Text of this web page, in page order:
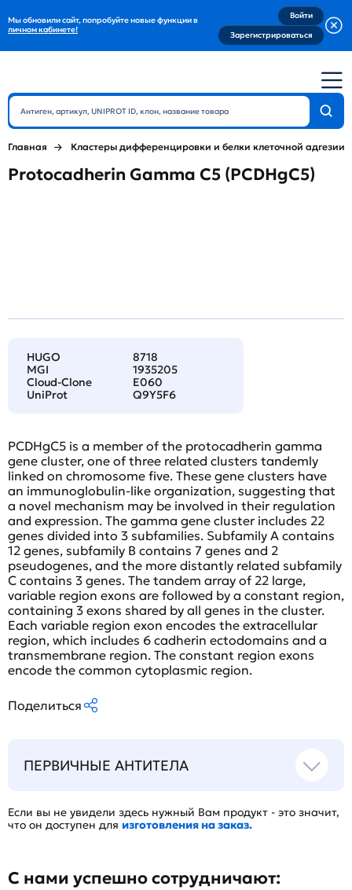
Мы обновили сайт, попробуйте новые функции в
личном кабинете!
Войти
Зарегистрироваться
Главная Кластеры дифференцировки и белки клеточной адгезии
Protocadherin Gamma C5 (PCDHgC5)
HUGO
8718
MGI
1935205
Cloud-Clone
E060
UniProt
Q9Y5F6
PCDHgC5 is a member of the protocadherin gamma
gene cluster, one of three related clusters tandemly
linked on chromosome five. These gene clusters have
an immunoglobulin-like organization, suggesting that
a novel mechanism may be involved in their regulation
and expression. The gamma gene cluster includes 22
genes divided into 3 subfamilies. Subfamily A contains
12 genes, subfamily B contains 7 genes and 2
pseudogenes, and the more distantly related subfamily
C contains 3 genes. The tandem array of 22 large,
variable region exons are followed by a constant region,
containing 3 exons shared by all genes in the cluster.
Each variable region exon encodes the extracellular
region, which includes 6 cadherin ectodomains and a
transmembrane region. The constant region exons
encode the common cytoplasmic region.
Поделиться
ПЕРВИЧНЫЕ АНТИТЕЛА
Если вы не увидели здесь нужный Вам продукт - это значит,
что он доступен для изготовления на заказ.
С нами успешно сотрудничают: